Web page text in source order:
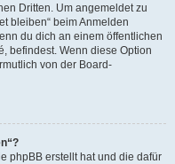
Dritten. Um angemeldet zu
bleiben“ beim Anmelden
du dich an einem öffentlichen
befindest. Wenn diese Option
von der Board-
phpBB erstellt hat und die dafür